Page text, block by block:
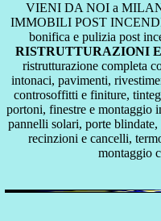
VIENI DA NOI a
IMMOBILI POST
bonifica e pulizia post
RISTRUTTURAZIONI
ristrutturazione completa
intonaci, pavimenti,
controsoffitti e finiture,
portoni, finestre e montaggio
pannelli solari, porte
recinzioni e cancelli,
montaggio